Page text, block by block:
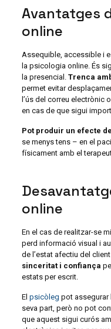
Avantatges
online
Assequible, accessible i
la psicologia online. És
la presencial. Trenca
permet evitar
l’ús del correu electrònic
en cas de que sigui
Pot produir un efecte
se menys tens – en el
físicament amb el
online
En el cas de realitzar-se
perd informació visual i
de l’estat afectiu del
sinceritat i confiança
estats per escrit.
El psicòleg pot assegurar
seva part, però no pot
que aquest sigui curós